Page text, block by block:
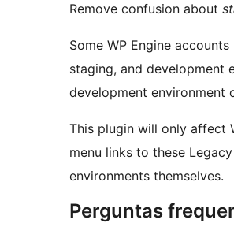
Remove confusion about
Some WP Engine
staging, and development
development environment
This plugin will only affect
menu links to these
environments themselves.
Perguntas